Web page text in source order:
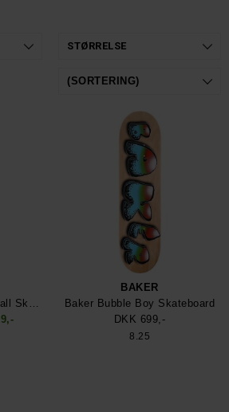
STØRRELSE
Baker Rowan by Ty Segall Skateboard
BAKER
Baker Bubble Boy Skateboard
DKK 699,-
8.25